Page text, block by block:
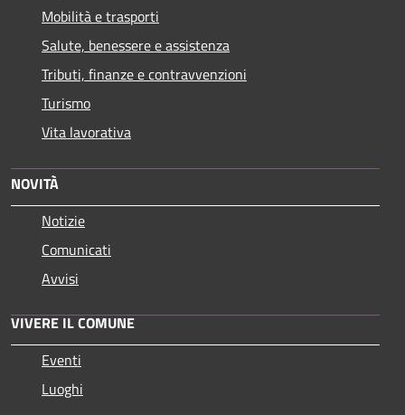
Mobilità e trasporti
Salute, benessere e assistenza
Tributi, finanze e contravvenzioni
Turismo
Vita lavorativa
NOVITÀ
Notizie
Comunicati
Avvisi
VIVERE IL COMUNE
Eventi
Luoghi